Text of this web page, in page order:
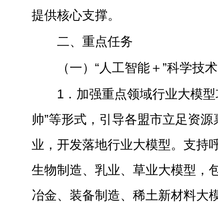
提供核心支撑。
二、重点任务
（一）“人工智能＋”科学技术
1．加强重点领域行业大模
帅”等形式，引导各盟市立足资
业，开发落地行业大模型。支持
生物制造、乳业、草业大模型，
冶金、装备制造、稀土新材料大